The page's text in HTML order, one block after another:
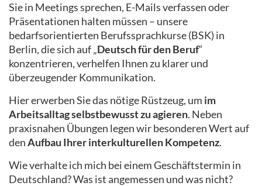
Sie in Meetings sprechen, E-Mails verfassen oder
Präsentationen halten müssen – unsere
bedarfsorientierten Berufssprachkurse (BSK) in
Berlin, die sich auf „Deutsch für den Beruf“
konzentrieren, verhelfen Ihnen zu klarer und
überzeugender Kommunikation.
Hier erwerben Sie das nötige Rüstzeug, um im
Arbeitsalltag selbstbewusst zu agieren. Neben
praxisnahen Übungen legen wir besonderen Wert auf
denAufbau Ihrer interkulturellen Kompetenz.
Wie verhalte ich mich bei einem Geschäftstermin in
Deutschland? Was ist angemessen und was nicht?